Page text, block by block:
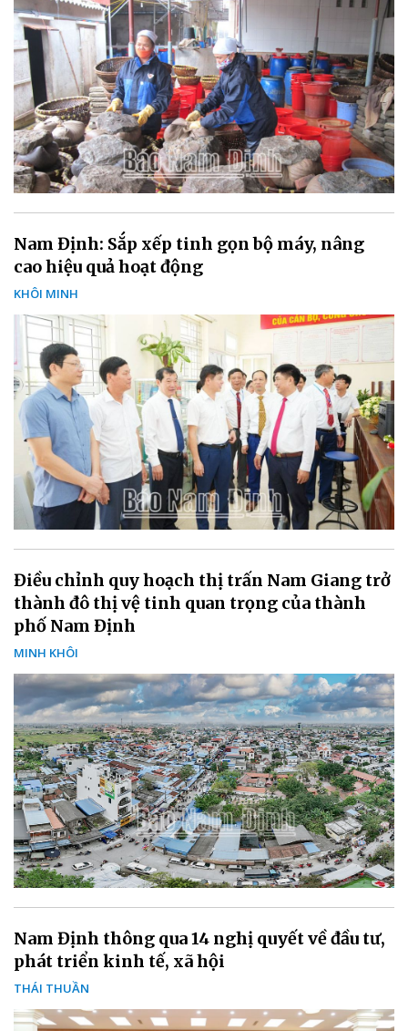
Nam Định: Sắp xếp tinh gọn bộ máy, nâng
cao hiệu quả hoạt động
KHÔI MINH
Điều chỉnh quy hoạch thị trấn Nam Giang trở
thành đô thị vệ tinh quan trọng của thành
phố Nam Định
MINH KHÔI
Nam Định thông qua 14 nghị quyết về đầu tư,
phát triển kinh tế, xã hội
THÁI THUẦN